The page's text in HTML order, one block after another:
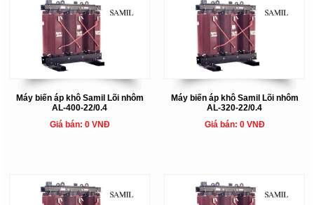
Máy biến áp khô Samil Lõi nhôm
AL-400-22/0.4
Giá bán: 0 VNĐ
Máy biến áp khô Samil Lõi nhôm
AL-320-22/0.4
Giá bán: 0 VNĐ